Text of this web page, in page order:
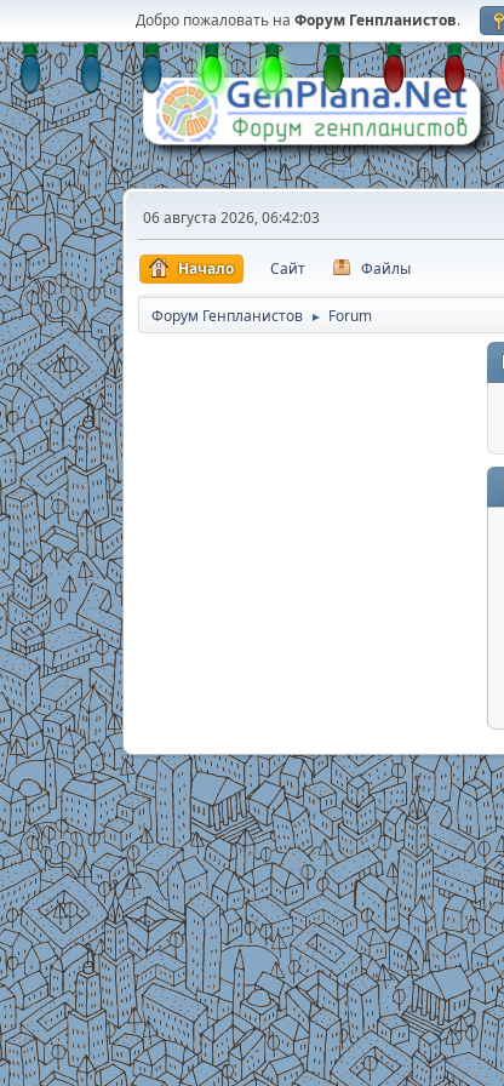
Добро пожаловать на Форум Генпланистов.
06 августа 2026, 06:42:03
Начало Сайт Файлы
Форум Генпланистов ► Forum